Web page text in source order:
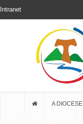
Intranet
A DIOCESE